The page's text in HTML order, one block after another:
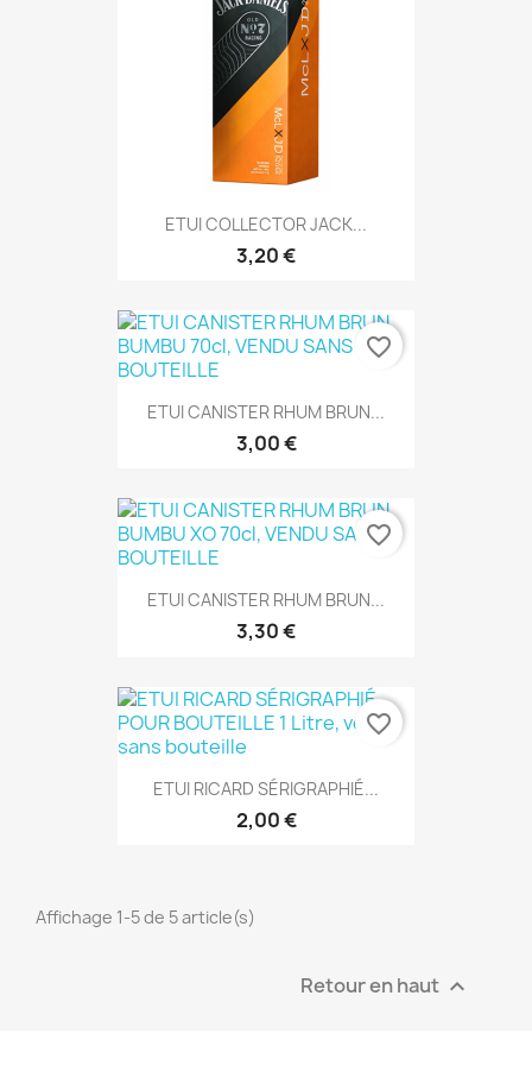
ETUI COLLECTOR JACK...
3,20 €
ETUI CANISTER RHUM BRUN...
3,00 €
favorite_border
ETUI CANISTER RHUM BRUN...
3,30 €
favorite_border
ETUI RICARD SÉRIGRAPHIÉ...
2,00 €
favorite_border
Affichage 1-5 de 5 article(s)
Retour en haut 